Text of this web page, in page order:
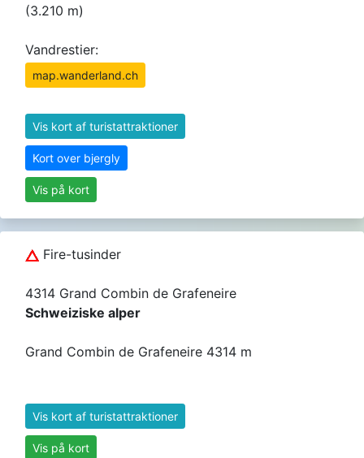
(3.210 m)
Vandrestier:
map.wanderland.ch
Vis kort af turistattraktioner
Kort over bjergly
Vis på kort
Fire-tusinder
4314 Grand Combin de Grafeneire
Schweiziske alper
Grand Combin de Grafeneire 4314 m
Vis kort af turistattraktioner
Vis på kort